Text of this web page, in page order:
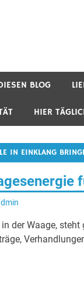
BLOG
HIER
IN EINKLANG
der Waage,